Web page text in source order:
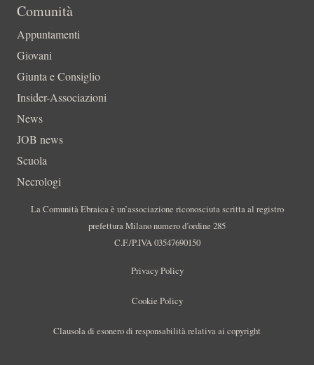
Comunità
Appuntamenti
Giovani
Giunta e Consiglio
Insider-Associazioni
News
JOB news
Scuola
Necrologi
La Comunità Ebraica è un’associazione riconosciuta scritta al registro
prefettura Milano numero d’ordine 285
C.F./P.IVA 03547690150
Privacy Policy
Cookie Policy
Clausola di esonero di responsabilità relativa ai copyright